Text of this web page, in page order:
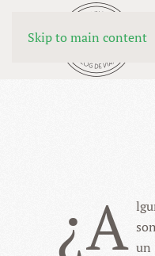
Skip to main content
¿A un